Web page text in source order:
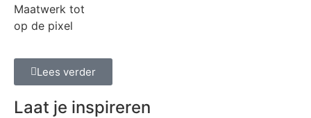
Maatwerk tot
op de pixel
Lees verder
Laat je inspireren